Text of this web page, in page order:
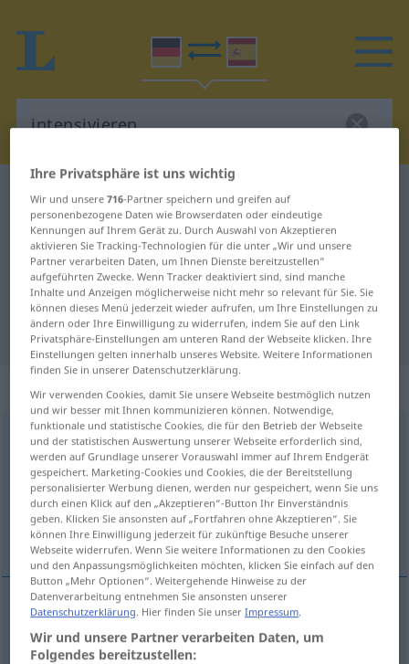
Deutsch-Spanisch Wörterbuch intensivieren
Deutsch-Spanisch Übersetzung für
"intensivieren"
"intensivieren" Spanisch
Übersetzung
„intensivieren“: transitives Verb
intensivierenv/t < ohnege>
Übersicht aller Übersetzungen
(Für mehr Details die Übersetzung anklicken/antippen)
intensificar
intensificar intensivieren
Ihre Privatsphäre ist uns wichtig
Wir und unsere716-Partner speichern und greifen auf
personenbezogene Daten wie Browserdaten oder eindeutige
Kennungen auf Ihrem Gerät zu. Durch Auswahl von Akzeptieren
aktivieren Sie Tracking-Technologien für die unter „Wir und unsere
Partner verarbeiten Daten, um Ihnen Dienste bereitzustellen“
aufgeführten Zwecke. Wenn Tracker deaktiviert sind, sind manche
Inhalte und Anzeigen möglicherweise nicht mehr so relevant für Sie. Sie
können dieses Menü jederzeit wieder aufrufen, um Ihre Einstellungen zu
ändern oder Ihre Einwilligung zu widerrufen, indem Sie auf den Link
Privatsphäre-Einstellungen am unteren Rand der Webseite klicken. Ihre
Einstellungen gelten innerhalb unseres Website. Weitere Informationen
finden Sie in unserer Datenschutzerklärung.
Wir verwenden Cookies, damit Sie unsere Webseite bestmöglich nutzen
und wir besser mit Ihnen kommunizieren können. Notwendige,
funktionale und statistische Cookies, die für den Betrieb der Webseite
und der statistischen Auswertung unserer Webseite erforderlich sind,
werden auf Grundlage unserer Vorauswahl immer auf Ihrem Endgerät
gespeichert. Marketing-Cookies und Cookies, die der Bereitstellung
personalisierter Werbung dienen, werden nur gespeichert, wenn Sie uns
durch einen Klick auf den „Akzeptieren“-Button Ihr Einverständnis
geben. Klicken Sie ansonsten auf „Fortfahren ohne Akzeptieren“. Sie
können Ihre Einwilligung jederzeit für zukünftige Besuche unserer
Webseite widerrufen. Wenn Sie weitere Informationen zu den Cookies
und den Anpassungsmöglichkeiten möchten, klicken Sie einfach auf den
Button „Mehr Optionen“. Weitergehende Hinweise zu der
Datenverarbeitung entnehmen Sie ansonsten unserer
Datenschutzerklärung. Hier finden Sie unserImpressum.
Wir und unsere Partner verarbeiten Daten, um
Folgendes bereitzustellen: